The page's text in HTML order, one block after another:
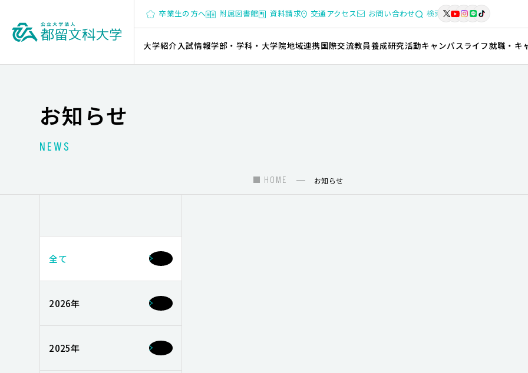
卒業生の方へ 附属図書館 資料請求 交通アクセス お問い合わせ 検索
大学紹介入試情報学部・学科・大学院地域連携国際交流教員養成研究活動キャンパスライフ就職・キ
お知らせ
NEWS
HOME お知らせ
全て
2026年
2025年